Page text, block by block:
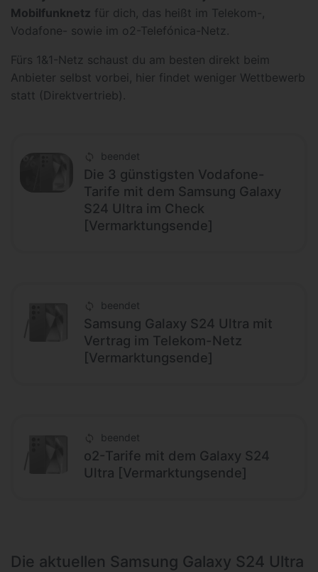
Mobilfunknetz für dich, das heißt im Telekom-,
Vodafone- sowie im o2-Telefónica-Netz.
Fürs 1&1-Netz schaust du am besten direkt beim
Anbieter selbst vorbei, hier findet weniger Wettbewerb
statt (Direktvertrieb).
beendet
Die 3 günstigsten Vodafone-
Tarife mit dem Samsung Galaxy
S24 Ultra im Check
[Vermarktungsende]
beendet
Samsung Galaxy S24 Ultra mit
Vertrag im Telekom-Netz
[Vermarktungsende]
beendet
o2-Tarife mit dem Galaxy S24
Ultra [Vermarktungsende]
Die aktuellen Samsung Galaxy S24 Ultra